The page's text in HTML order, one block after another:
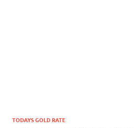
TODAYS GOLD RATE